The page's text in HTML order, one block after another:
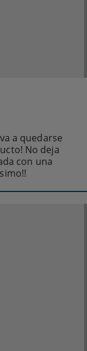
a quedarse
No deja
con una